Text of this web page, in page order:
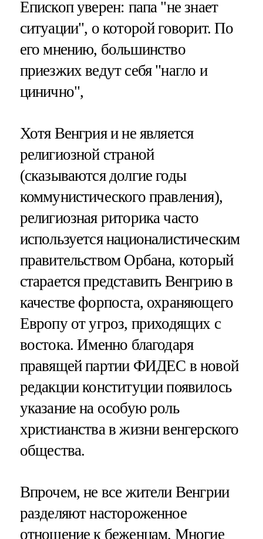
Епископ уверен: папа "не знает
ситуации", о которой говорит. По
его мнению, большинство
приезжих ведут себя "нагло и
цинично",
Хотя Венгрия и не является
религиозной страной
(сказываются долгие годы
коммунистического правления),
религиозная риторика часто
используется националистическим
правительством Орбана, который
старается представить Венгрию в
качестве форпоста, охраняющего
Европу от угроз, приходящих с
востока. Именно благодаря
правящей партии ФИДЕС в новой
редакции конституции появилось
указание на особую роль
христианства в жизни венгерского
общества.
Впрочем, не все жители Венгрии
разделяют настороженное
отношение к беженцам. Многие